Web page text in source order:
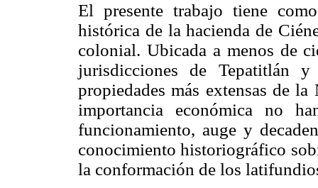
El presente trabajo tiene
histórica de la hacienda de
colonial. Ubicada a menos de
jurisdicciones de Tepatitlán
propiedades más extensas de
importancia económica no
funcionamiento, auge y
conocimiento historiográfico
la conformación de los